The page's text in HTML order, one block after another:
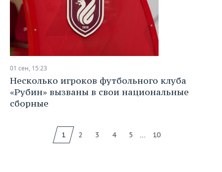
01 сен, 15:23
Несколько игроков футбольного клуба
«Рубин» вызваны в свои национальные
сборные
1 2 3 4 5 ... 10